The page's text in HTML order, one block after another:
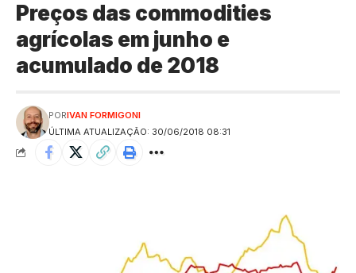
Preços das commodities
agrícolas em junho e
acumulado de 2018
ÚLTIMA ATUALIZAÇÃO: 30/06/2018 08:31
PORIVAN FORMIGONI